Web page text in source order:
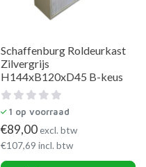
Schaffenburg Roldeurkast
Zilvergrijs
H144xB120xD45 B-keus
1 op voorraad
€89,00excl. btw
€107,69 incl. btw